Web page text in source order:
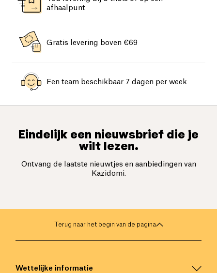
afhaalpunt
Gratis levering boven €69
Een team beschikbaar 7 dagen per week
Eindelijk een nieuwsbrief die je
wilt lezen.
Ontvang de laatste nieuwtjes en aanbiedingen van
Kazidomi.
Terug naar het begin van de pagina
Wettelijke informatie